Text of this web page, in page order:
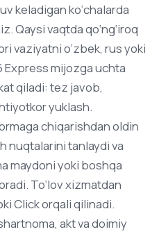
keladigan ko‘chalarda
Qaysi vaqtda qo‘ng‘iroq
vaziyatni o‘zbek, rus yoki
Express mijozga uchta
qiladi: tez javob,
yuklash.
chiqarishdan oldin
nuqtalarini tanlaydi va
maydoni yoki boshqa
To‘lov xizmatdan
Click orqali qilinadi.
akt va doimiy